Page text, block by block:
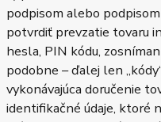
podpisom alebo
potvrdiť prevzatie tovaru
hesla, PIN kódu,
podobne – ďalej len
vykonávajúca doručenie
identifikačné údaje, ktoré